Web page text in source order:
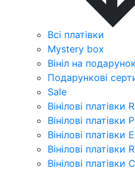
Всі платівки
Mystery box
Вініл на подарунок
Подарункові
Sale
Вінілові платівки
Вінілові платівки
Вінілові платівки
Вінілові
Вінілові платівки